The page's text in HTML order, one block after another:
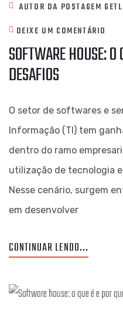
AUTOR DA POSTAGEM
DEIXE UM COMENTÁRIO
SOFTWARE HOUSE: O
DESAFIOS
O setor de softwares e
Informação (TI) tem
dentro do ramo
utilização de tecnologia
Nesse cenário, surgem
em desenvolver
CONTINUAR LENDO...